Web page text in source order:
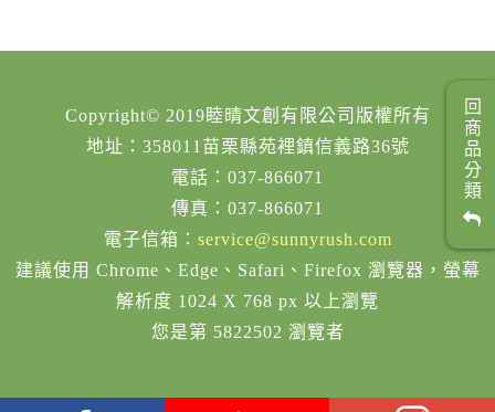
Copyright© 2019睦晴文創有限公司版權所有
地址：358011苗栗縣苑裡鎮信義路36號
電話：037-866071
傳真：037-866071
電子信箱： service@sunnyrush.com
建議使用 Chrome、Edge、Safari、Firefox 瀏覽器，螢幕
解析度 1024 X 768 px 以上瀏覽
您是第 5822502 瀏覽者
回商品分類